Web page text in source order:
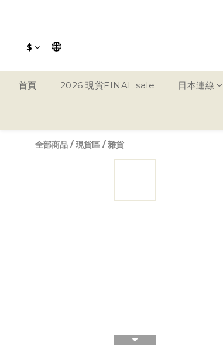
$
首頁 2026 現貨FINAL sale 日本連線
全部商品 /現貨區 /雜貨